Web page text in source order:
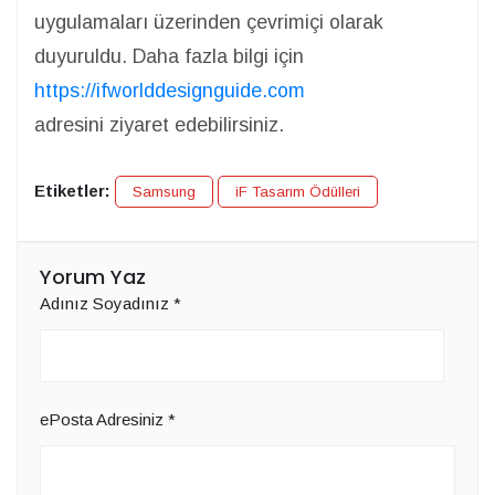
uygulamaları üzerinden çevrimiçi olarak
duyuruldu. Daha fazla bilgi için
https://ifworlddesignguide.com
adresini ziyaret edebilirsiniz.
Etiketler: Samsung iF Tasarım Ödülleri
Yorum Yaz
Adınız Soyadınız *
ePosta Adresiniz *